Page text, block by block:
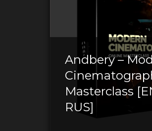
Andbery –
Masterclass
RUS]